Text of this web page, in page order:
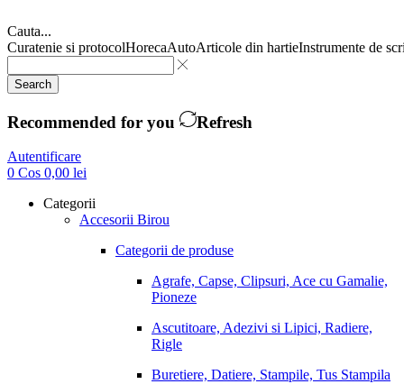
Cauta...
Curatenie si protocolHorecaAutoArticole din hartieInstrumente de
Search
Recommended for you Refresh
Autentificare
0 Cos 0,00 lei
Categorii
Accesorii Birou
Categorii de produse
Agrafe, Capse, Clipsuri, Ace cu Gamalie,
Pioneze
Ascutitoare, Adezivi si Lipici, Radiere,
Rigle
Buretiere, Datiere, Stampile, Tus Stampila